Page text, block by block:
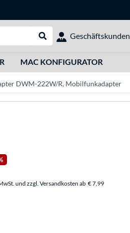
Suche durchführen
Geschäftskunden
MAC KONFIGURATOR
DWM-222W/R, Mobilfunkadapter
und zzgl. Versandkosten ab € 7,99